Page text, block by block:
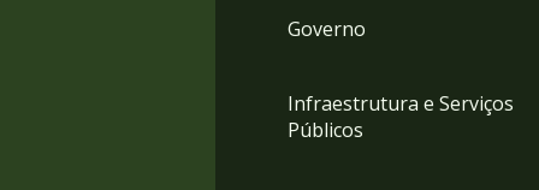
Governo
Infraestrutura e Serviços
Públicos